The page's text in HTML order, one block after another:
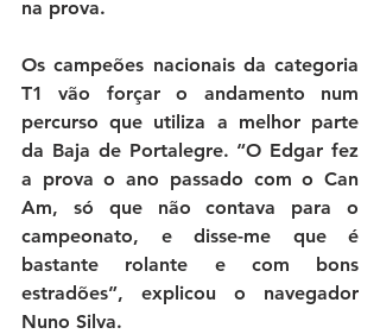
na prova.
Os campeões nacionais da categoria
T1 vão forçar o andamento num
percurso que utiliza a melhor parte
da Baja de Portalegre. “O Edgar fez
a prova o ano passado com o Can
Am, só que não contava para o
campeonato, e disse-me que é
bastante rolante e com bons
estradões”, explicou o navegador
Nuno Silva.